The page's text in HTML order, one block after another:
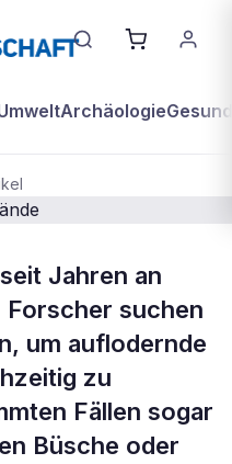
Archäologie
Waldbrände
Jahren an
Forscher suchen
um auflodernde
zu
Fällen sogar
Büsche oder